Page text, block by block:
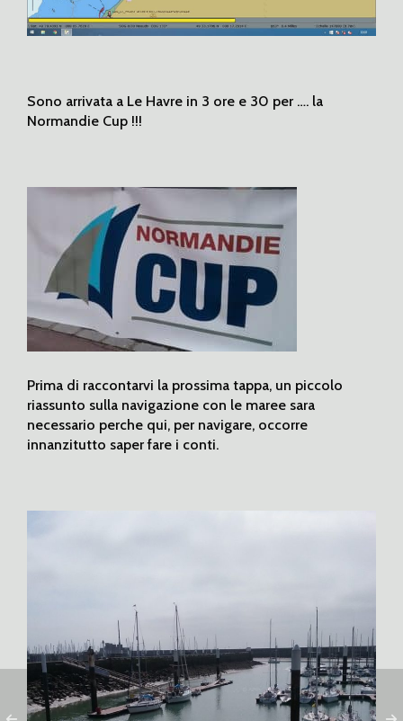
Sono arrivata a Le Havre in 3 ore e 30 per …. la
Normandie Cup !!!
Prima di raccontarvi la prossima tappa, un piccolo
riassunto sulla navigazione con le maree sara
necessario perche qui, per navigare, occorre
innanzitutto saper fare i conti.